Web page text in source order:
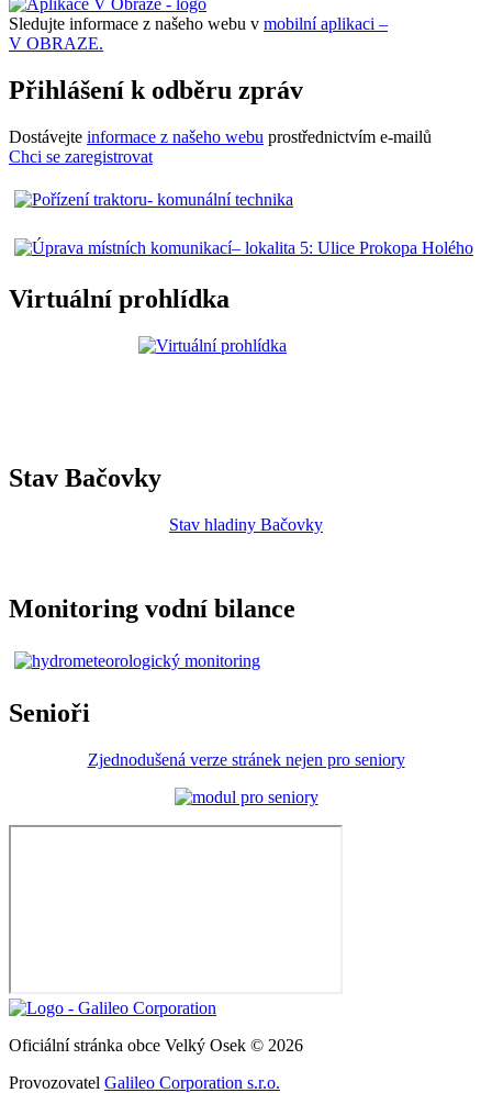
Sledujte informace z našeho webu v mobilní aplikaci –
V OBRAZE.
Přihlášení k odběru zpráv
Dostávejte informace z našeho webu prostřednictvím e-mailů
Chci se zaregistrovat
Virtuální prohlídka
Stav Bačovky
Stav hladiny Bačovky
Monitoring vodní bilance
Senioři
Zjednodušená verze stránek nejen pro seniory
Oficiální stránka obce Velký Osek © 2026
Provozovatel Galileo Corporation s.r.o.